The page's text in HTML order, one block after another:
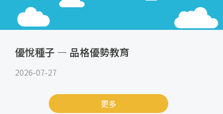
優悅種子 — 品格優勢教育
2026-07-27
更多